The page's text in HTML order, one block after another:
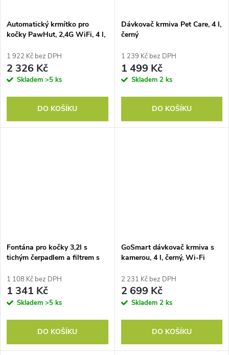
Automatický krmítko pro
kočky PawHut, 2,4G WiFi, 4 l,
10s volání na krmení
1 922 Kč bez DPH
2 326 Kč
Skladem >5 ks
DO KOŠÍKU
Dávkovač krmiva Pet Care, 4 l,
černý
1 239 Kč bez DPH
1 499 Kč
Skladem 2 ks
DO KOŠÍKU
Fontána pro kočky 3,2l s
tichým čerpadlem a filtrem s
1 108 Kč bez DPH
1 341 Kč
Skladem >5 ks
DO KOŠÍKU
GoSmart dávkovač krmiva s
kamerou, 4 l, černý, Wi-Fi
2 231 Kč bez DPH
2 699 Kč
Skladem 2 ks
DO KOŠÍKU